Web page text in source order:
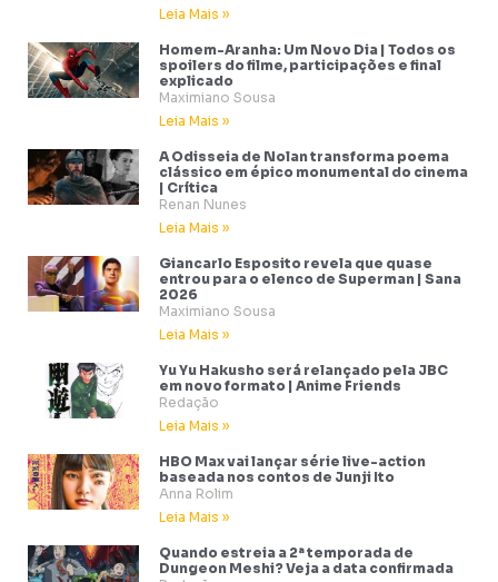
Leia Mais »
Homem-Aranha: Um Novo Dia | Todos os
spoilers do filme, participações e final
explicado
Maximiano Sousa
Leia Mais »
A Odisseia de Nolan transforma poema
clássico em épico monumental do cinema
| Crítica
Renan Nunes
Leia Mais »
Giancarlo Esposito revela que quase
entrou para o elenco de Superman | Sana
2026
Maximiano Sousa
Leia Mais »
Yu Yu Hakusho será relançado pela JBC
em novo formato | Anime Friends
Redação
Leia Mais »
HBO Max vai lançar série live-action
baseada nos contos de Junji Ito
Anna Rolim
Leia Mais »
Quando estreia a 2ª temporada de
Dungeon Meshi? Veja a data confirmada